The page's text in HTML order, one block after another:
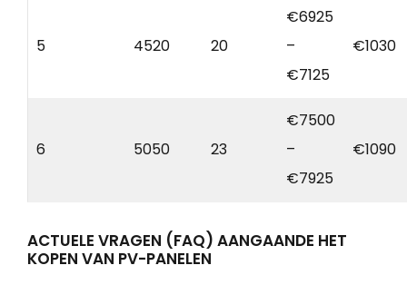
5 4520 20
€6925
–
€7125
€1030
6 5050 23
€7500
–
€7925
€1090
ACTUELE VRAGEN (FAQ) AANGAANDE HET
KOPEN VAN PV-PANELEN